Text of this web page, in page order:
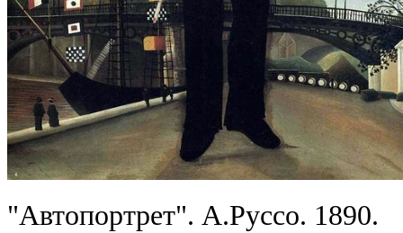
"Автопортрет". А.Руссо. 1890.